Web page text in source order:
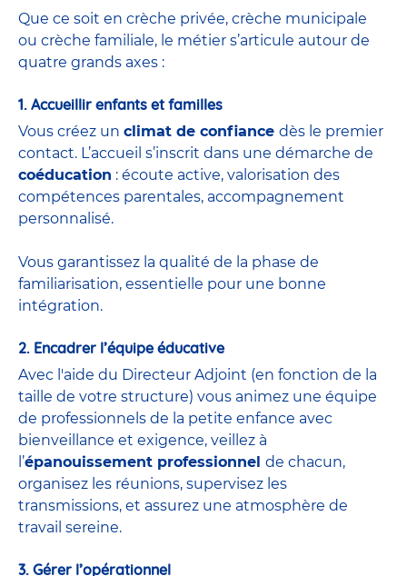
Que ce soit en crèche privée, crèche municipale
ou crèche familiale, le métier s’articule autour de
quatre grands axes :
1. Accueillir enfants et familles
Vous créez un climat de confiance dès le premier
contact. L’accueil s’inscrit dans une démarche de
coéducation : écoute active, valorisation des
compétences parentales, accompagnement
personnalisé.
Vous garantissez la qualité de la phase de
familiarisation, essentielle pour une bonne
intégration.
2. Encadrer l’équipe éducative
Avec l'aide du Directeur Adjoint (en fonction de la
taille de votre structure) vous animez une équipe
de professionnels de la petite enfance avec
bienveillance et exigence, veillez à
l’épanouissement professionnel de chacun,
organisez les réunions, supervisez les
transmissions, et assurez une atmosphère de
travail sereine.
3. Gérer l’opérationnel